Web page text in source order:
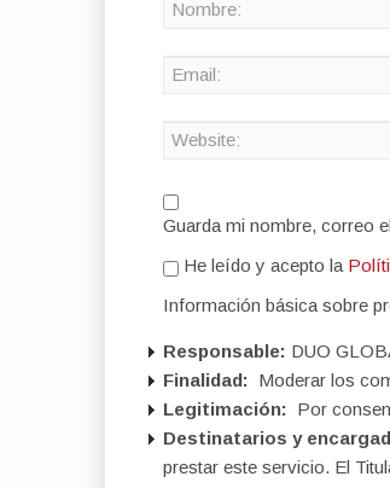
Guarda mi nombre, correo
He leído y acepto la
Información básica sobre
Responsable: DUO
Finalidad: Moderar los
Legitimación: Por
Destinatarios y
prestar este servicio. El